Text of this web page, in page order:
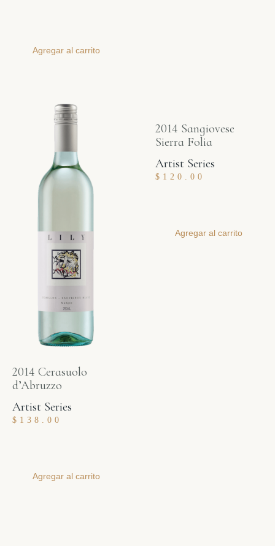
Agregar al carrito
2014 Cerasuolo
d’Abruzzo
Artist Series
$ 138.00
Agregar al carrito
2014 Sangiovese
Sierra Folia
Artist Series
$ 120.00
Agregar al carrito